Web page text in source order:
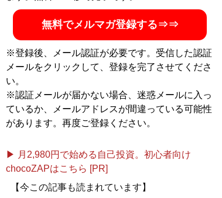
記事一覧へ
無料でメルマガ登録する⇒⇒
※登録後、メール認証が必要です。受信した認証
メールをクリックして、登録を完了させてくださ
い。
※認証メールが届かない場合、迷惑メールに入っ
ているか、メールアドレスが間違っている可能性
があります。再度ご登録ください。
▶ 月2,980円で始める自己投資。初心者向け
chocoZAPはこちら [PR]
【今この記事も読まれています】